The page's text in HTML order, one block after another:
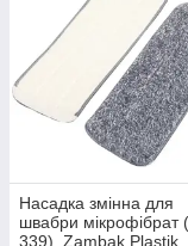
Насадка змінна для
швабри мікрофібрат
339), Zambak Plastik,